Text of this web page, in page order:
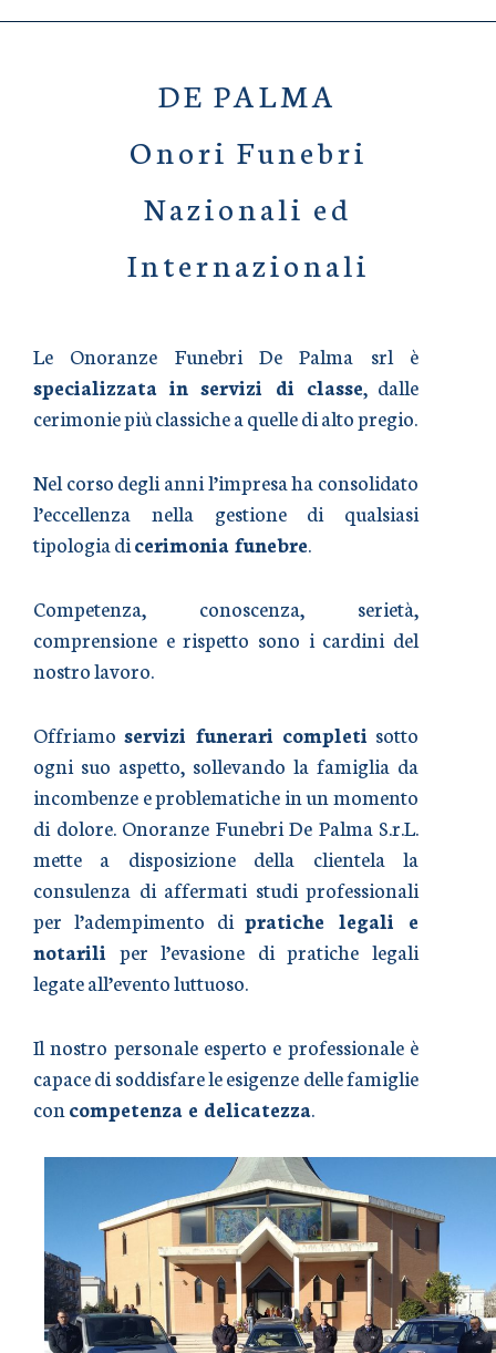
DE PALMA
Onori Funebri
Nazionali ed
Internazionali
Le Onoranze Funebri De Palma srl è
specializzata in servizi di classe, dalle
cerimonie più classiche a quelle di alto pregio.
Nel corso degli anni l’impresa ha consolidato
l’eccellenza nella gestione di qualsiasi
tipologia dicerimonia funebre.
Competenza, conoscenza, serietà,
comprensione e rispetto sono i cardini del
nostro lavoro.
Offriamo servizi funerari completi sotto
ogni suo aspetto, sollevando la famiglia da
incombenze e problematiche in un momento
di dolore. Onoranze Funebri De Palma S.r.L.
mette a disposizione della clientela la
consulenza di affermati studi professionali
per l’adempimento dipratiche legali e
notarili per l’evasione di pratiche legali
legate all’evento luttuoso.
Il nostro personale esperto e professionale è
capace di soddisfare le esigenze delle famiglie
con competenza e delicatezza.